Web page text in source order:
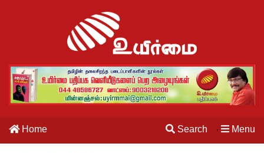
Home Search · Menu